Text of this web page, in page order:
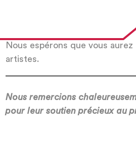
Nous espérons que vous
artistes.
Nous remercions
pour leur soutien précieux au